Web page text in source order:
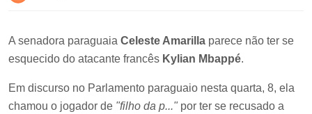
A senadora paraguaia Celeste Amarilla parece não ter se
esquecido do atacante francês Kylian Mbappé.
Em discurso no Parlamento paraguaio nesta quarta, 8, ela
chamou o jogador de "filho da p..."por ter se recusado a